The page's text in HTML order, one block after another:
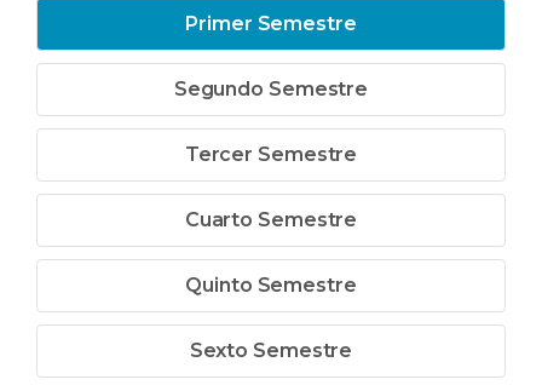
Primer Semestre
Segundo Semestre
Tercer Semestre
Cuarto Semestre
Quinto Semestre
Sexto Semestre